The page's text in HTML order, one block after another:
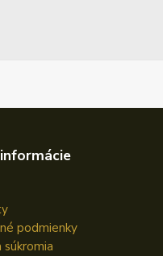
podmienky
súkromia